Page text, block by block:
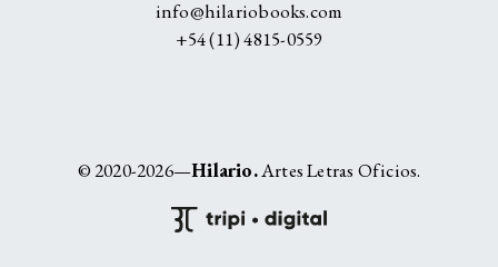
info@hilariobooks.com
+54 (11) 4815-0559
© 2020-2026—Hilario.Artes Letras Oficios.